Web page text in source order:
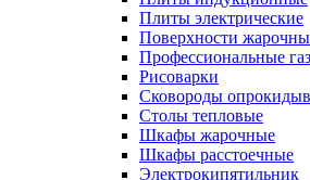
Плиты электрические
Поверхности
Профессиональные
Рисоварки
Сковороды
Столы тепловые
Шкафы жарочные
Шкафы расстоечные
Электрокипятильник